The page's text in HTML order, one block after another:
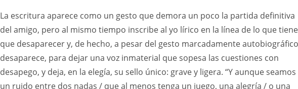
La escritura aparece como un gesto que demora un poco la partida definitiva
del amigo, pero al mismo tiempo inscribe al yo lírico en la línea de lo que tiene
que desaparecer y, de hecho, a pesar del gesto marcadamente
desaparece, para dejar una voz inmaterial que sopesa las cuestiones con
desapego, y deja, en la elegía, su sello único: grave y ligera. “Y aunque seamos
un ruido entre dos nadas / que al menos tenga un juego, una alegría / o una